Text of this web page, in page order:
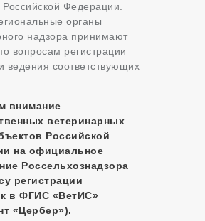
Российской Федерации.
органы
надзора принимают
вопросам регистрации
ведения соответствующих
внимание
ветеринарных
Российской
на официальное
Россельхознадзора
регистрации
в ФГИС «ВетИС»
«Цербер»).